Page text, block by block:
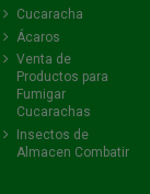
Cucaracha
Ácaros
Venta de
Productos para
Fumigar
Cucarachas
Insectos de
Almacen Combatir